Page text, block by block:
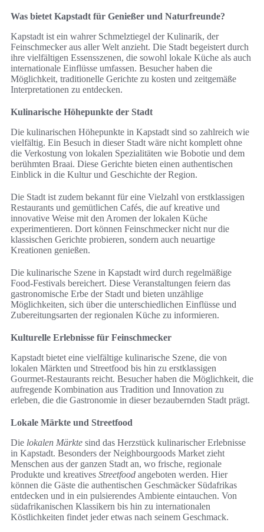
Was bietet Kapstadt für Genießer und Naturfreunde?
Kapstadt ist ein wahrer Schmelztiegel der Kulinarik, der
Feinschmecker aus aller Welt anzieht. Die Stadt begeistert durch
ihre vielfältigen Essensszenen, die sowohl lokale Küche als auch
internationale Einflüsse umfassen. Besucher haben die
Möglichkeit, traditionelle Gerichte zu kosten und zeitgemäße
Interpretationen zu entdecken.
Kulinarische Höhepunkte der Stadt
Die kulinarischen Höhepunkte in Kapstadt sind so zahlreich wie
vielfältig. Ein Besuch in dieser Stadt wäre nicht komplett ohne
die Verkostung von lokalen Spezialitäten wie Bobotie und dem
berühmten Braai. Diese Gerichte bieten einen authentischen
Einblick in die Kultur und Geschichte der Region.
Die Stadt ist zudem bekannt für eine Vielzahl von erstklassigen
Restaurants und gemütlichen Cafés, die auf kreative und
innovative Weise mit den Aromen der lokalen Küche
experimentieren. Dort können Feinschmecker nicht nur die
klassischen Gerichte probieren, sondern auch neuartige
Kreationen genießen.
Die kulinarische Szene in Kapstadt wird durch regelmäßige
Food-Festivals bereichert. Diese Veranstaltungen feiern das
gastronomische Erbe der Stadt und bieten unzählige
Möglichkeiten, sich über die unterschiedlichen Einflüsse und
Zubereitungsarten der regionalen Küche zu informieren.
Kulturelle Erlebnisse für Feinschmecker
Kapstadt bietet eine vielfältige kulinarische Szene, die von
lokalen Märkten und Streetfood bis hin zu erstklassigen
Gourmet-Restaurants reicht. Besucher haben die Möglichkeit, die
aufregende Kombination aus Tradition und Innovation zu
erleben, die die Gastronomie in dieser bezaubernden Stadt prägt.
Lokale Märkte und Streetfood
Die lokalen Märkte sind das Herzstück kulinarischer Erlebnisse
in Kapstadt. Besonders der Neighbourgoods Market zieht
Menschen aus der ganzen Stadt an, wo frische, regionale
Produkte und kreatives Streetfood angeboten werden. Hier
können die Gäste die authentischen Geschmäcker Südafrikas
entdecken und in ein pulsierendes Ambiente eintauchen. Von
südafrikanischen Klassikern bis hin zu internationalen
Köstlichkeiten findet jeder etwas nach seinem Geschmack.